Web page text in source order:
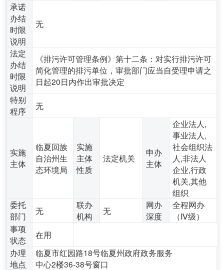
承诺
办结
时限
说明
无
法定
办结
时限
说明
《排污许可管理条例》第十二条：对实行排污许可
简化管理的排污单位，审批部门应当自受理申请之
日起20日内作出审批决定
特别
程序
无
实施
主体
临夏回族
自治州生
态环境局
实施
主体
性质
法定机关
申办
主体
企业法人,
事业法人,
社会组织法
人,非法人
企业,行政
机关,其他
组织
委托
部门
无
联办
机构
无
网办
深度
全程网办
（Ⅳ级）
事项
状态
在用
办理
地点
临夏市红园路18号临夏州政府政务服务
中心2楼36-38号窗口